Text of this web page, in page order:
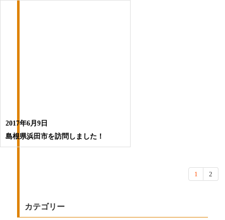
2017年6月9日
島根県浜田市を訪問しました！
1 2
カテゴリー